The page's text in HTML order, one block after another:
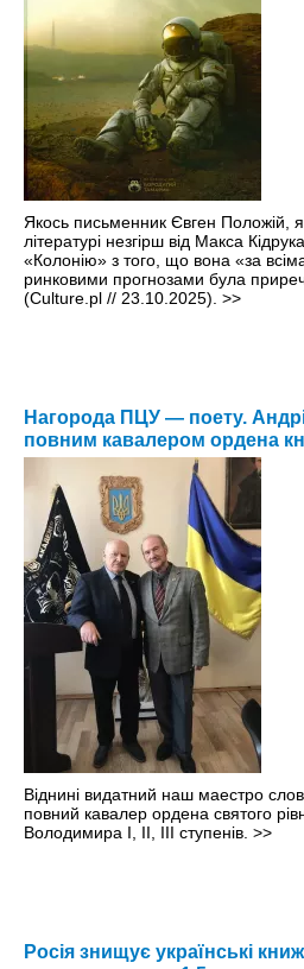
Якось письменник Євген Положій,
літературі незгірш від Макса
«Колонію» з того, що вона «за
ринковими прогнозами була
(Culture.pl // 23.10.2025). >>
Нагорода ПЦУ — поету.
повним кавалером ордена
Віднині видатний наш маестро
повний кавалер ордена святого
Володимира І, ІІ, ІІІ ступенів. >>
Росія знищує українські